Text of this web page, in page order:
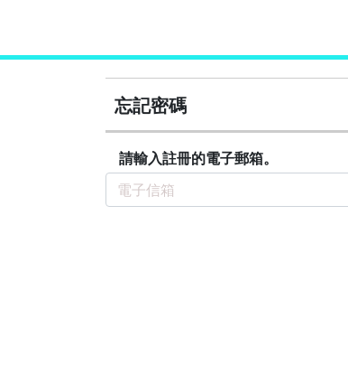
忘記密碼
請輸入註冊的電子郵箱。